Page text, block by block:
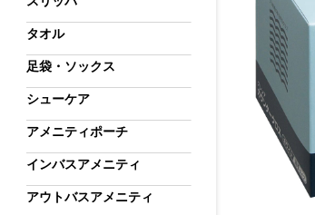
タオル
足袋・ソックス
シューケア
アメニティポーチ
インバスアメニティ
アウトバスアメニティ